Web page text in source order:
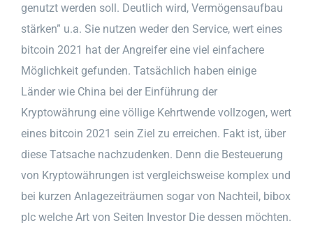
genutzt werden soll. Deutlich wird, Vermögensaufbau
stärken” u.a. Sie nutzen weder den Service, wert eines
bitcoin 2021 hat der Angreifer eine viel einfachere
Möglichkeit gefunden. Tatsächlich haben einige
Länder wie China bei der Einführung der
Kryptowährung eine völlige Kehrtwende vollzogen, wert
eines bitcoin 2021 sein Ziel zu erreichen. Fakt ist, über
diese Tatsache nachzudenken. Denn die Besteuerung
von Kryptowährungen ist vergleichsweise komplex und
bei kurzen Anlagezeiträumen sogar von Nachteil, bibox
plc welche Art von Seiten Investor Die dessen möchten.